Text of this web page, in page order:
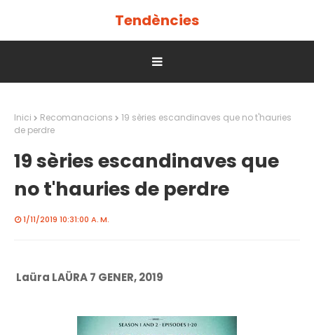
Tendències
Inici Recomanacions
19 sèries escandinaves que no t'hauries
de perdre
19 sèries escandinaves que
no t'hauries de perdre
1/11/2019 10:31:00 A. M.
Laüra LAÜRA 7 GENER, 2019